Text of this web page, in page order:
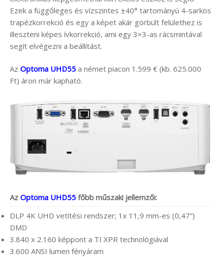
Ezek a függőleges és vízszintes ±40° tartományú 4-sarkos
trapézkorrekció és egy a képet akár görbült felülethez is
illeszteni képes ívkorrekció, ami egy 3×3-as rácsmintával
segít elvégezni a beállítást.
Az Optoma UHD55 a német piacon 1.599 € (kb. 625.000
Ft) áron már kapható.
Az Optoma UHD55 főbb műszaki jellemzői:
DLP 4K UHD vetítési rendszer; 1x 11,9 mm-es (0,47”)
DMD
3.840 x 2.160 képpont a TI XPR technológiával
3.600 ANSI lumen fényáram